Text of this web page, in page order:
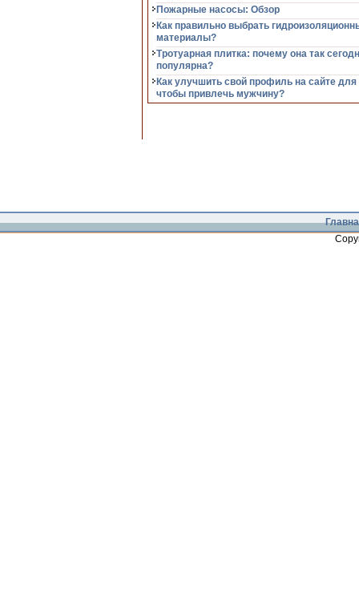
Пожарные насосы: Обзор
Как правильно выбрать
материалы?
Тротуарная плитка: почему она так
популярна?
Как улучшить свой профиль на сайте для
чтобы привлечь мужчину?